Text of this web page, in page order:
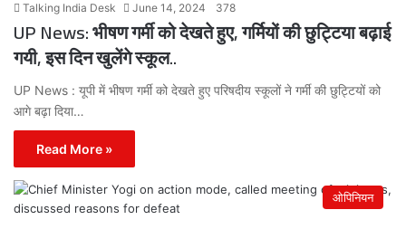
Talking India Desk June 14, 2024 378
UP News: भीषण गर्मी को देखते हुए, गर्मियों की छुट्टिया बढ़ाई
गयी, इस दिन खुलेंगे स्कूल..
UP News : यूपी में भीषण गर्मी को देखते हुए परिषदीय स्कूलों ने गर्मी की छुट्टियों को
आगे बढ़ा दिया…
Read More »
ओपिनियन